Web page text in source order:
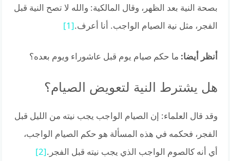
بصحة النية بعد الظهر، وقال المالكية: والله لا تصح النية قبل
الفجر، مثل نية الصيام الواجب. أنا أعرف.[1]
أنظر أيضا: ما حكم صيام يوم قبل عاشوراء ويوم بعده؟
هل يشترط النية لتعويض الصيام؟
وقد قال العلماء: إن الصيام الواجب يجب نيته من الليل قبل
الفجر، فحكمه في هذه المسألة هو حكم الصيام الواجب،
أي أنه كالصوم الواجب الذي يجب نيته قبل الفجر.[2]